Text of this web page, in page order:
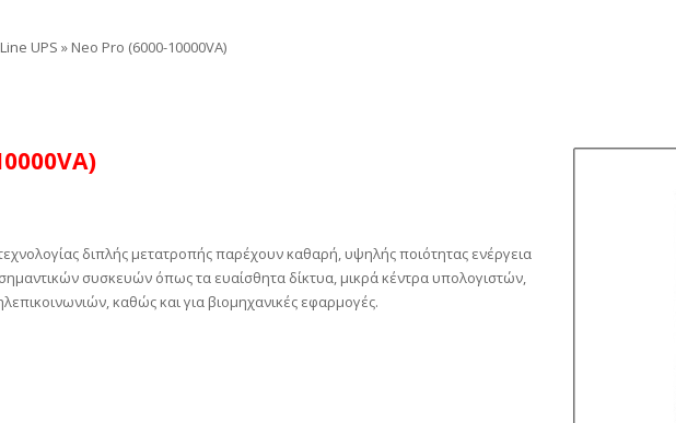
UPS » Neo Pro (6000-10000VA)
διπλής μετατροπής παρέχουν καθαρή, υψηλής ποιότητας ενέργεια
συσκευών όπως τα ευαίσθητα δίκτυα, μικρά κέντρα υπολογιστών,
καθώς και για βιομηχανικές εφαρμογές.